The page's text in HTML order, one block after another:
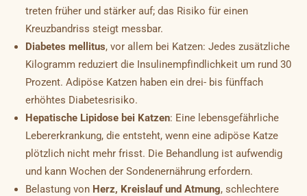
treten früher und stärker auf; das Risiko für einen
Kreuzbandriss steigt messbar.
Diabetes mellitus, vor allem bei Katzen: Jedes zusätzliche
Kilogramm reduziert die Insulinempfindlichkeit um rund 30
Prozent. Adipöse Katzen haben ein drei- bis fünffach
erhöhtes Diabetesrisiko.
Hepatische Lipidose bei Katzen: Eine lebensgefährliche
Lebererkrankung, die entsteht, wenn eine adipöse Katze
plötzlich nicht mehr frisst. Die Behandlung ist aufwendig
und kann Wochen der Sondenernährung erfordern.
Belastung von Herz, Kreislauf und Atmung, schlechtere